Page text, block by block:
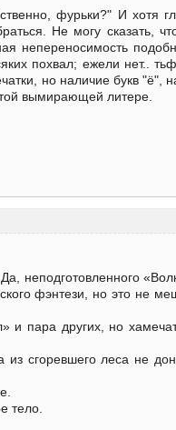
фурьки?" И хотя
Не могу сказать,
похвал; ежели нет..
но наличие букв
вымирающей литере.
неподготовленного
фэнтези, но это не
и пара других, но
сгоревшего леса не
тело.